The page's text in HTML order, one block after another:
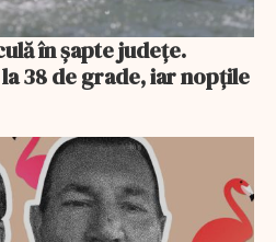
în șapte județe.
38 de grade, iar nopțile